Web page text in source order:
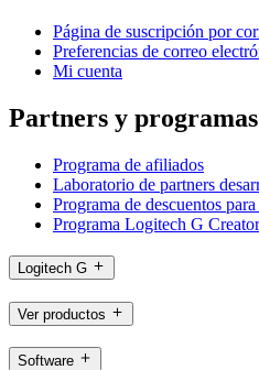
Página de suscripción por
Preferencias de correo
Mi cuenta
Partners y programas
Programa de afiliados
Laboratorio de partners
Programa de descuentos para
Programa Logitech G Creator
Logitech G
Ver productos
Software